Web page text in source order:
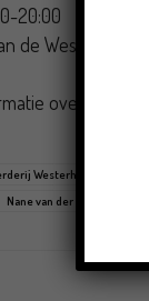
20:00
de Westpolder
over het
Westerhalm
Nane van der Molen